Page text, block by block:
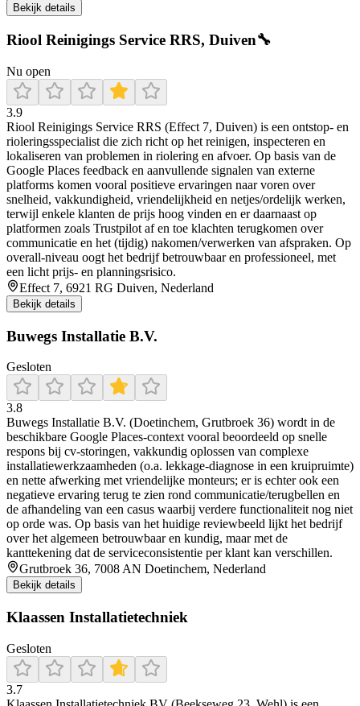
Bekijk details
Riool Reinigings Service RRS, Duiven🔧
Nu open
3.9
Riool Reinigings Service RRS (Effect 7, Duiven) is een ontstop- en
rioleringsspecialist die zich richt op het reinigen, inspecteren en
lokaliseren van problemen in riolering en afvoer. Op basis van de
Google Places feedback en aanvullende signalen van externe
platforms komen vooral positieve ervaringen naar voren over
snelheid, vakkundigheid, vriendelijkheid en netjes/ordelijk werken,
terwijl enkele klanten de prijs hoog vinden en er daarnaast op
platformen zoals Trustpilot af en toe klachten terugkomen over
communicatie en het (tijdig) nakomen/verwerken van afspraken. Op
overall-niveau oogt het bedrijf betrouwbaar en professioneel, met
een licht prijs- en planningsrisico.
Effect 7, 6921 RG Duiven, Nederland
Bekijk details
Buwegs Installatie B.V.
Gesloten
3.8
Buwegs Installatie B.V. (Doetinchem, Grutbroek 36) wordt in de
beschikbare Google Places-context vooral beoordeeld op snelle
respons bij cv-storingen, vakkundig oplossen van complexe
installatiewerkzaamheden (o.a. lekkage-diagnose in een kruipruimte)
en nette afwerking met vriendelijke monteurs; er is echter ook een
negatieve ervaring terug te zien rond communicatie/terugbellen en
de afhandeling van een casus waarbij verdere functionaliteit nog niet
op orde was. Op basis van het huidige reviewbeeld lijkt het bedrijf
over het algemeen betrouwbaar en kundig, maar met de
kanttekening dat de serviceconsistentie per klant kan verschillen.
Grutbroek 36, 7008 AN Doetinchem, Nederland
Bekijk details
Klaassen Installatietechniek
Gesloten
3.7